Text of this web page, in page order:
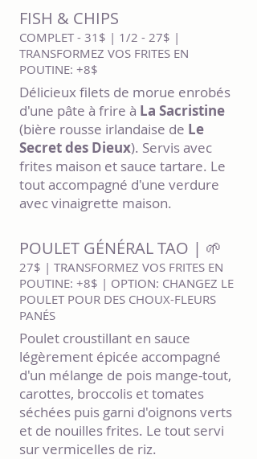
FISH & CHIPS
COMPLET - 31$ | 1/2 - 27$ |
TRANSFORMEZ VOS FRITES EN
POUTINE: +8$
Délicieux filets de morue enrobés
d'une pâte à frire à La Sacristine
(bière rousse irlandaise de Le
Secret des Dieux). Servis avec
frites maison et sauce tartare. Le
tout accompagné d'une verdure
avec vinaigrette maison.
POULET GÉNÉRAL TAO | 🌱
27$ | TRANSFORMEZ VOS FRITES EN
POUTINE: +8$ | OPTION: CHANGEZ LE
POULET POUR DES CHOUX-FLEURS
PANÉS
Poulet croustillant en sauce
légèrement épicée accompagné
d'un mélange de pois mange-tout,
carottes, broccolis et tomates
séchées puis garni d'oignons verts
et de nouilles frites. Le tout servi
sur vermicelles de riz.